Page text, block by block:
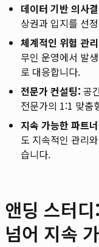
데이터 기반 의사
상권과 입지를 선
체계적인 위험 관
무인 운영에서 발
로 대응합니다.
전문가 컨설팅: 공
전문가의 1:1 맞춤
지속 가능한 파트
도 지속적인 관리
습니다.
앤딩 스터
넘어 지속